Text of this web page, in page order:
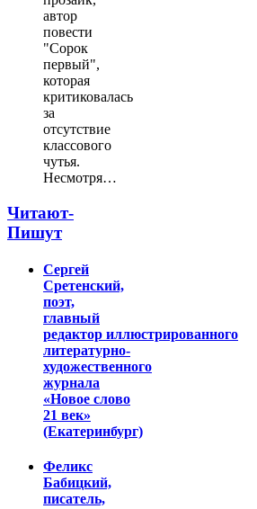
автор
повести
"Сорок
первый",
которая
критиковалась
за
отсутствие
классового
чутья.
Несмотря…
Читают-
Пишут
Сергей
Сретенский,
поэт,
главный
редактор иллюстрированного
литературно-
художественного
журнала
«Новое слово
21 век»
(Екатеринбург)
Феликс
Бабицкий,
писатель,